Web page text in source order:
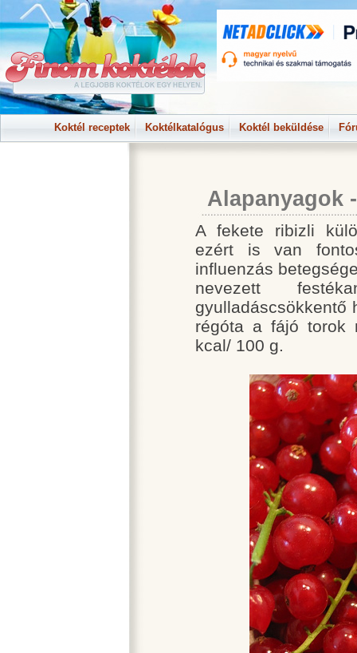
Koktél receptek Koktélkatalógus Koktél beküldése
Alapanyagok
A fekete ribizli
ezért is van
influenzás
nevezett
gyulladáscsökkentő
régóta a fájó torok
kcal/ 100 g.